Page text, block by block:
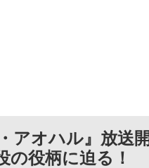
アオハル』放送
の役柄に迫る！